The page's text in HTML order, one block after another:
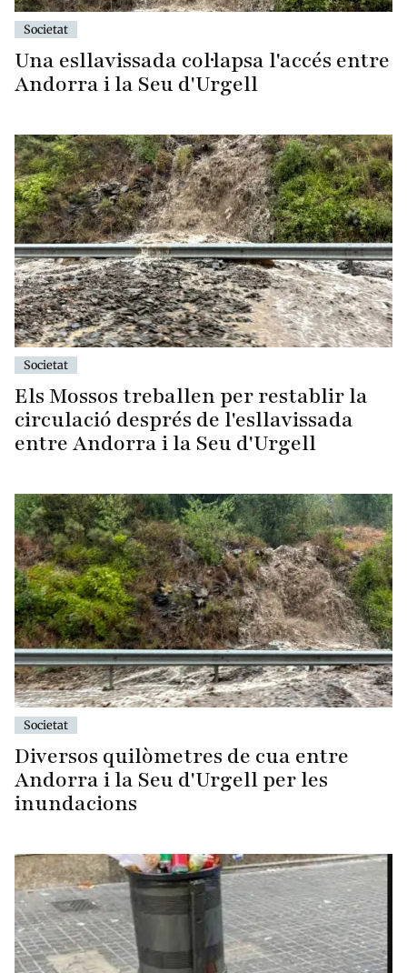
Societat
Una esllavissada col·lapsa l'accés entre
Andorra i la Seu d'Urgell
Societat
Els Mossos treballen per restablir la
circulació després de l'esllavissada
entre Andorra i la Seu d'Urgell
Societat
Diversos quilòmetres de cua entre
Andorra i la Seu d'Urgell per les
inundacions